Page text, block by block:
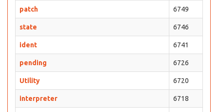
patch 6749
state 6746
ident 6741
pending 6726
Utility 6720
interpreter 6718